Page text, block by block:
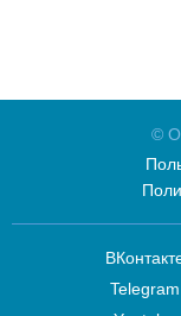
©
Telegram